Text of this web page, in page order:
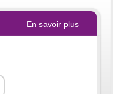
En savoir plus